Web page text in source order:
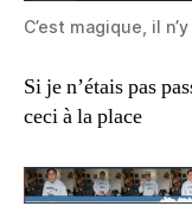
C’est magique, il
Si je n’étais pas
ceci à la place